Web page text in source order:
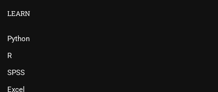
LEARN
Python
R
SPSS
Excel